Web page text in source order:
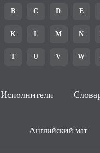
B C D E
K L M N
T U V W
Исполнители
Английский мат